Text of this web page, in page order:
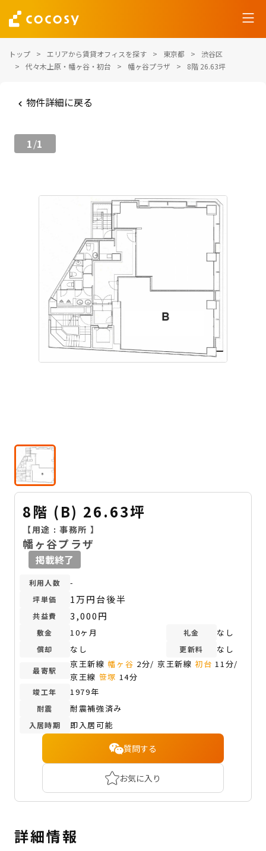
トップ エリアから賃貸オフィスを探す 東京都
渋谷区
代々木上原・幡ヶ谷・初台
幡ヶ谷プラザ 8階 26.63坪
物件詳細に戻る
1/1
8階 (B) 26.63坪
【用途 :事務所 】
幡ヶ谷プラザ
掲載終了
利用人数 -
坪単価 1万円台後半
共益費 3,000円
敷金 10ヶ月 礼金 なし
償却 なし 更新料 なし
最寄駅
京王新線 幡ヶ谷 2分/ 京王新線 初台 11分/
京王線 笹塚 14分
竣工年 1979年
耐震 耐震補強済み
入居時期 即入居可能
質問する
お気に入り
詳細情報